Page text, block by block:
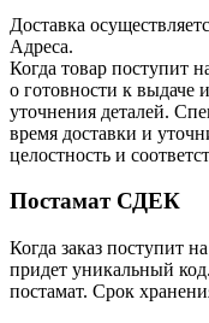
Доставка
Адреса.
Когда товар поступит
о готовности к выдаче
уточнения деталей.
время доставки и
целостность и
Постамат СДЕК
Когда заказ поступит
придет уникальный
постамат. Срок